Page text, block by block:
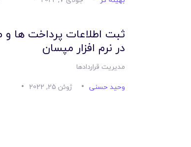
ثبت اطلاعات پرداخت ها
در نرم افزار مپسان
مدیریت قراردادها
وحید حسنی
ژوئن 25, 2022